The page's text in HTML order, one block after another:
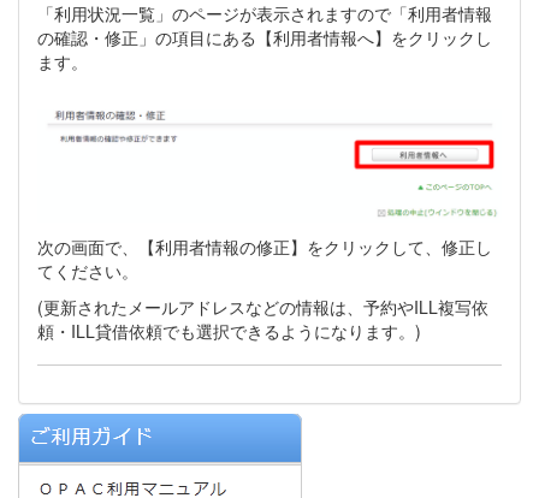
「利用状況一覧」のページが表示されますので「利用者情報
の確認・修正」の項目にある【利用者情報へ】をクリックし
ます。
次の画面で、【利用者情報の修正】をクリックして、修正し
てください。
(更新されたメールアドレスなどの情報は、予約やILL複写依
頼・ILL貸借依頼でも選択できるようになります。)